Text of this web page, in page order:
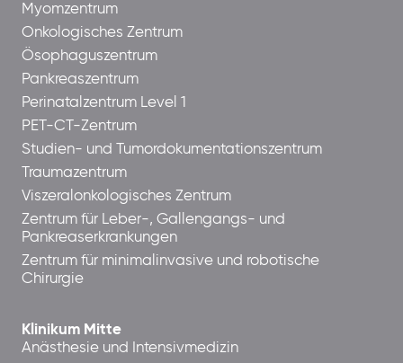
Myomzentrum
Onkologisches Zentrum
Ösophaguszentrum
Pankreaszentrum
Perinatalzentrum Level 1
PET-CT-Zentrum
Studien- und Tumordokumentationszentrum
Traumazentrum
Viszeralonkologisches Zentrum
Zentrum für Leber-, Gallengangs- und
Pankreaserkrankungen
Zentrum für minimalinvasive und robotische
Chirurgie
Klinikum Mitte
Anästhesie und Intensivmedizin